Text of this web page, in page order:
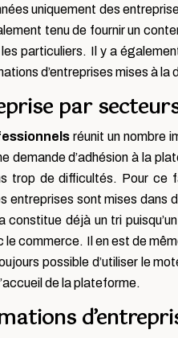
uniquement des
tenu de fournir un
particuliers. Il y a
d’entreprises mises à la
par
réunit un nombre
demande d’adhésion à la
trop de difficultés. Pour ce
entreprises sont mises dans
déjà un tri
le commerce. Il en est de
possible d’utiliser le
de la plateforme.